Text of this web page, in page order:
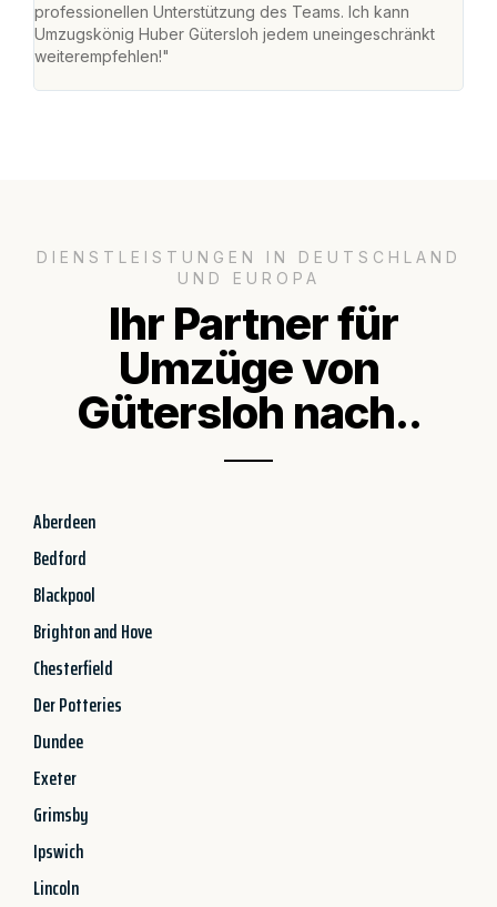
professionellen Unterstützung des Teams. Ich kann
Umzugskönig Huber Gütersloh jedem uneingeschränkt
weiterempfehlen!"
DIENSTLEISTUNGEN IN DEUTSCHLAND
UND EUROPA
Ihr Partner für
Umzüge von
Gütersloh nach..
Aberdeen
Bedford
Blackpool
Brighton and Hove
Chesterfield
Der Potteries
Dundee
Exeter
Grimsby
Ipswich
Lincoln